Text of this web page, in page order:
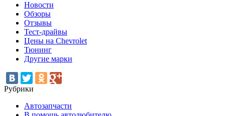
Новости
Обзоры
Отзывы
Тест-драйвы
Цены на Chevrolet
Тюнинг
Другие марки
Рубрики
Автозапчасти